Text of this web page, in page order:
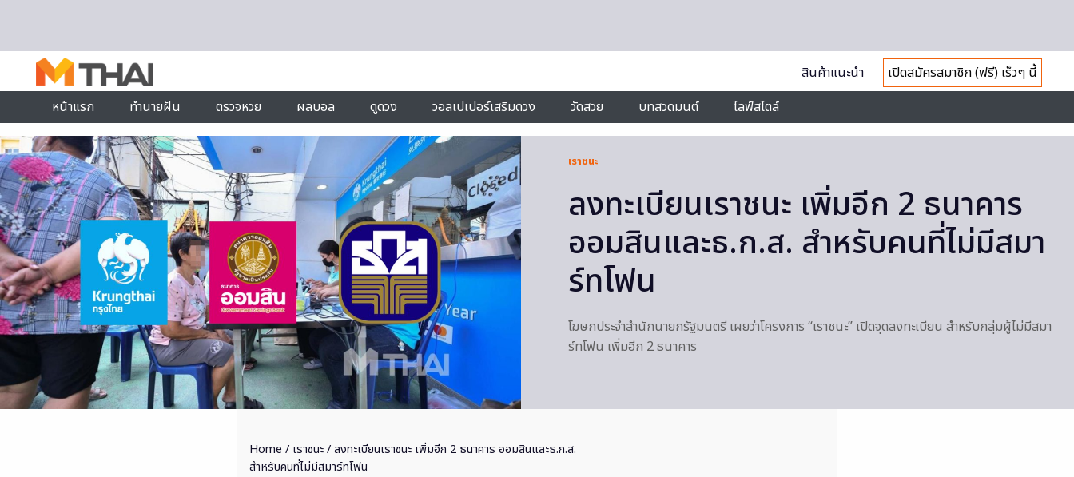
สินค้าแนะนำ
เปิดสมัครสมาชิก (ฟรี) เร็วๆ นี้
หน้าแรก
ทำนายฝัน ตรวจหวย ผลบอล ดูดวง วอลเปเปอร์เสริมดวง วัดสวย บทสวดมนต์ ไลฟ์สไตล์
เราชนะ
ลงทะเบียนเราชนะ เพิ่มอีก 2 ธนาคาร
ออมสินและธ.ก.ส. สำหรับคนที่ไม่มีสมา
ร์ทโฟน
โฆษกประจำสำนักนายกรัฐมนตรี เผยว่าโครงการ “เราชนะ” เปิดจุดลงทะเบียน สำหรับกลุ่มผู้ไม่มีสมา
ร์ทโฟน เพิ่มอีก 2 ธนาคาร
Home / เราชนะ/ ลงทะเบียนเราชนะ เพิ่มอีก 2 ธนาคาร ออมสินและธ.ก.ส.
สำหรับคนที่ไม่มีสมาร์ทโฟน